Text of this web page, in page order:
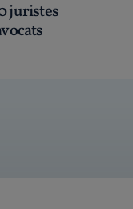
juristes